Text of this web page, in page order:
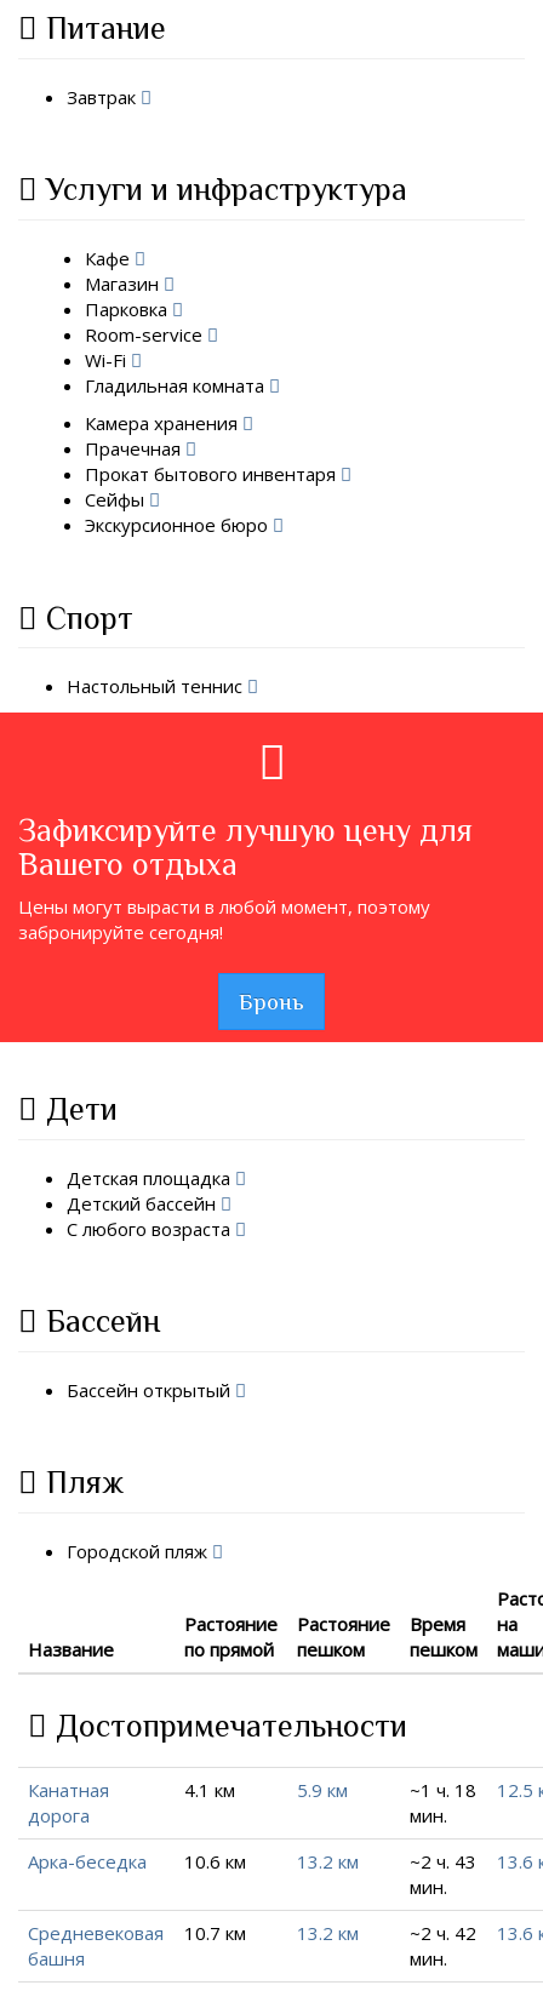
Питание
Завтрак
Услуги и инфраструктура
Кафе
Магазин
Парковка
Room-service
Wi-Fi
Гладильная комната
Камера хранения
Прачечная
Прокат бытового инвентаря
Сейфы
Экскурсионное бюро
Спорт
Настольный теннис
Зафиксируйте лучшую цену для
Вашего отдыха
Цены могут вырасти в любой момент, поэтому
забронируйте сегодня!
Бронь
Дети
Детская площадка
Детский бассейн
С любого возраста
Бассейн
Бассейн открытый
Пляж
Городской пляж
Название
Растояние
по прямой
Растояние
пешком
Время
пешком
на
Достопримечательности
Канатная
дорога
4.1 км 5.9 км
~1 ч. 18
мин.
12.5
Арка-беседка 10.6 км 13.2 км
~2 ч. 43
мин.
13.6
Средневековая
башня
10.7 км 13.2 км
~2 ч. 42
мин.
13.6